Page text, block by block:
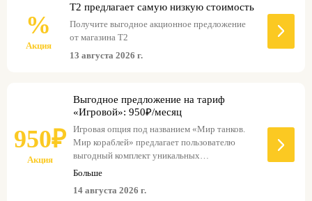
%
Акция
Т2 предлагает самую низкую стоимость
Получите выгодное акционное предложение
от магазина Т2
13 августа 2026 г.
950₽
Акция
Выгодное предложение на тариф
«Игровой»: 950₽/месяц
Игровая опция под названием «Мир танков.
Мир кораблей» предлагает пользователю
выгодный комплект уникальных
преимуществ. Воспользуйтесь этим
игровой опцией, чтобы получить выгоду.
Больше
14 августа 2026 г.